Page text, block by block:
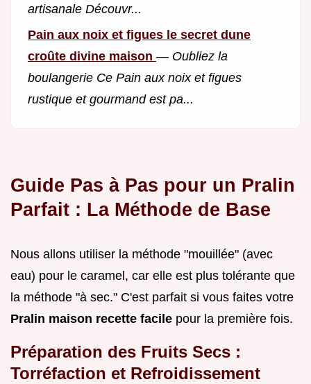
artisanale Découvr...
Pain aux noix et figues le secret dune
croûte divine maison — Oubliez la
boulangerie Ce Pain aux noix et figues
rustique et gourmand est pa...
Guide Pas à Pas pour un Pralin
Parfait : La Méthode de Base
Nous allons utiliser la méthode "mouillée" (avec
eau) pour le caramel, car elle est plus tolérante que
la méthode "à sec." C'est parfait si vous faites votre
Pralin maison recette facile pour la première fois.
Préparation des Fruits Secs :
Torréfaction et Refroidissement